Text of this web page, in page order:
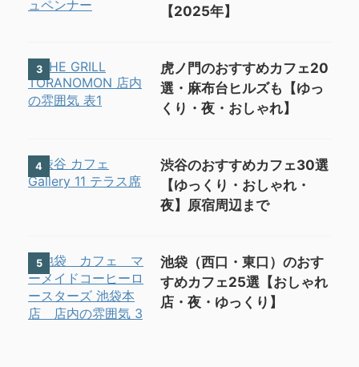
【2025年】
3
虎ノ門のおすすめカフェ20
選・麻布台ヒルズも【ゆっ
くり・夜・おしゃれ】
4
渋谷のおすすめカフェ30選
【ゆっくり・おしゃれ・
夜】原宿周辺まで
5
池袋（西口・東口）のおす
すめカフェ25選【おしゃれ
店・夜・ゆっくり】